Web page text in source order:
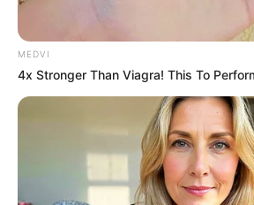
Participe do nosso
WhatsApp!
Fique informado em tempo real
notícias de Paraguaçu Paulista e
Clique aqui para entrar no
MEDVI
4x Stronger Than Viagra! This To